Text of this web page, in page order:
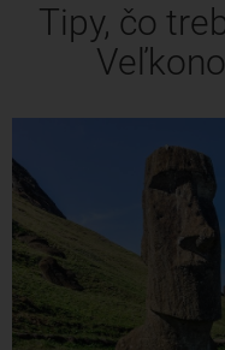
Tipy, čo